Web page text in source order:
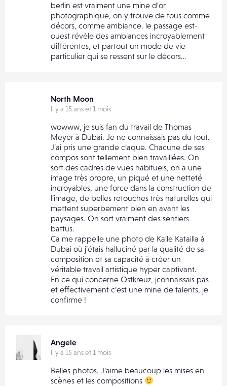
berlin est vraiment une mine d’or
photographique, on y trouve de tous comme
décors, comme ambiance. le passage est-
ouest révèle des ambiances incroyablement
différentes, et partout un mode de vie
particulier qui se ressent sur le décors…
North Moon
Il y a 15 ans et 1 mois
wowww, je suis fan du travail de Thomas
Meyer à Dubai. Je ne connaissais pas du tout.
J’ai pris une grande claque. Chacune de ses
compos sont tellement bien travaillées. On
sort des cadres de vues habituels, on a une
image très propre, un piqué et une netteté
incroyables, une force dans la construction de
l’image, de belles retouches très naturelles qui
mettent superbement bien en avant les
paysages. On sort vraiment des sentiers
battus.
Ca me rappelle une photo de Kalle Katailla à
Dubai où j’étais halluciné par la qualité de sa
composition et sa capacité à créer un
véritable travail artistique hyper captivant.
En ce qui concerne Ostkreuz, jconnaissais pas
et effectivement c’est une mine de talents, je
confirme !
Angele
Il y a 15 ans et 1 mois
Belles photos. J’aime beaucoup les mises en
scènes et les compositions